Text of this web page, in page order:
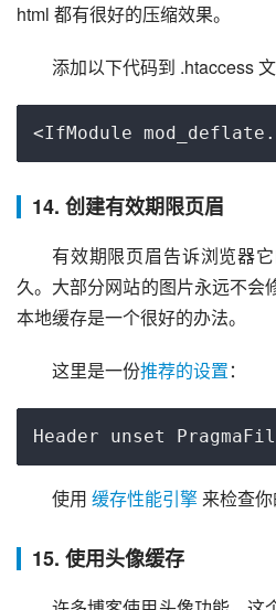
html 都有很好的压缩效果。
添加以下代码到 .htaccess
<IfModule
14. 创建有效期限页眉
有效期限页眉告诉浏览器
久。大部分网站的图片永远不会
本地缓存是一个很好的办法。
这里是一份推荐的设置：
Header unset
使用 缓存性能引擎 来检查你
15. 使用头像缓存